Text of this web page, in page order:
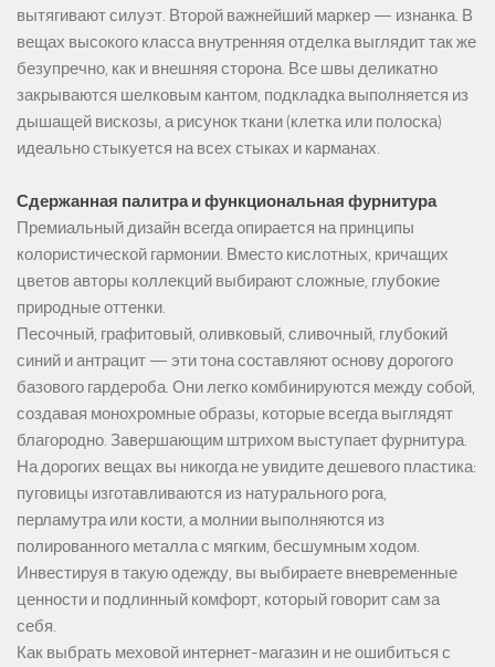
вытягивают силуэт. Второй важнейший маркер — изнанка. В
вещах высокого класса внутренняя отделка выглядит так же
безупречно, как и внешняя сторона. Все швы деликатно
закрываются шелковым кантом, подкладка выполняется из
дышащей вискозы, а рисунок ткани (клетка или полоска)
идеально стыкуется на всех стыках и карманах.
Сдержанная палитра и функциональная фурнитура
Премиальный дизайн всегда опирается на принципы
колористической гармонии. Вместо кислотных, кричащих
цветов авторы коллекций выбирают сложные, глубокие
природные оттенки.
Песочный, графитовый, оливковый, сливочный, глубокий
синий и антрацит — эти тона составляют основу дорогого
базового гардероба. Они легко комбинируются между собой,
создавая монохромные образы, которые всегда выглядят
благородно. Завершающим штрихом выступает фурнитура.
На дорогих вещах вы никогда не увидите дешевого пластика:
пуговицы изготавливаются из натурального рога,
перламутра или кости, а молнии выполняются из
полированного металла с мягким, бесшумным ходом.
Инвестируя в такую одежду, вы выбираете вневременные
ценности и подлинный комфорт, который говорит сам за
себя.
Как выбрать меховой интернет-магазин и не ошибиться с